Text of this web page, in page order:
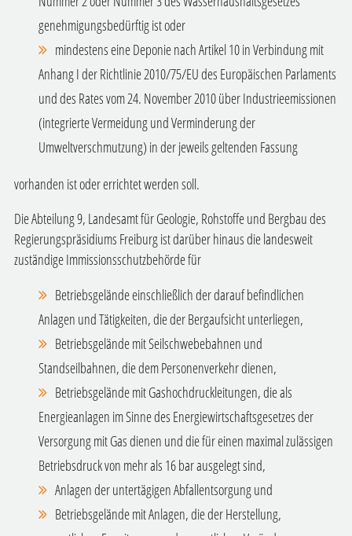
genehmigungsbedürftig ist oder
mindestens eine Deponie nach Artikel 10 in Verbindung mit
Anhang I der Richtlinie 2010/75/EU des Europäischen Parlaments
und des Rates vom 24. November 2010 über Industrieemissionen
(integrierte Vermeidung und Verminderung der
Umweltverschmutzung) in der jeweils geltenden Fassung
vorhanden ist oder errichtet werden soll.
Die Abteilung 9, Landesamt für Geologie, Rohstoffe und Bergbau des
Regierungspräsidiums Freiburg ist darüber hinaus die landesweit
zuständige Immissionsschutzbehörde für
Betriebsgelände einschließlich der darauf befindlichen
Anlagen und Tätigkeiten, die der Bergaufsicht unterliegen,
Betriebsgelände mit Seilschwebebahnen und
Standseilbahnen, die dem Personenverkehr dienen,
Betriebsgelände mit Gashochdruckleitungen, die als
Energieanlagen im Sinne des Energiewirtschaftsgesetzes der
Versorgung mit Gas dienen und die für einen maximal zulässigen
Betriebsdruck von mehr als 16 bar ausgelegt sind,
Anlagen der untertägigen Abfallentsorgung und
Betriebsgelände mit Anlagen, die der Herstellung,